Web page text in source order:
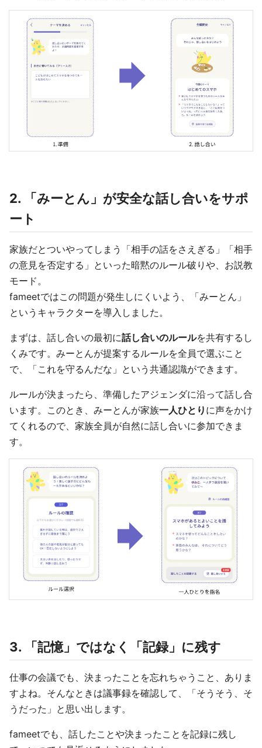
2. 「みーとん」が安全な話し合いをサポ
ート
家族だとついやってしまう「相手の話をさえぎる」「相手
の意見を否定する」といった暗黙のルール破りや、お説教
モード。
fameetではこの問題が発生しにくいよう、「みーとん」
というキャラクターを導入しました。
まずは、話し合いの最初に話し合いのルールを共有するし
くみです。みーとんが提案するルールを全員で選ぶこと
で、「これを守るんだな」という共通認識ができます。
ルールが決まったら、準備したアジェンダに沿って話し合
います。このとき、みーとんが家族一人ひとり に声をかけ
てくれるので、家族全員が自然に話し合いに参加できま
す。
3. 「記憶」ではなく「記録」に残す
仕事の会議でも、決まったことを忘れちゃうこと、ありま
すよね。そんなときは議事録を確認して、「そうそう、そ
うだった」と思い出します。
fameetでも、話したことや決まったことを記録に残し